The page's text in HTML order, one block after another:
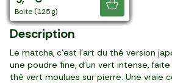
20 sachets (20 g)
boite (100 g)
20 sachets (30 g)
20 sachets (20 g)
20 sachets (36 g)
50 sachets (86 g)
20 sachets (20 g)
sachet (100 g)
17 sachets (37 g)
20 sachets (20 g)
17 sachets (30 g)
17 sachets (37 g)
20 pièces (40 g)
boite (125 g)
20 sachets (30 g)
boite (125 g)
Je découvre
Description
Le matcha, c’est l’art du thé version
une poudre fine, d’un vert intense,
thé vert moulues sur pierre. Une vraie